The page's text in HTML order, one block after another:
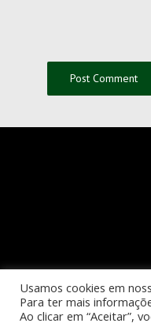
Usamos cookies em
Para ter mais
Ao clicar em “Aceitar”,